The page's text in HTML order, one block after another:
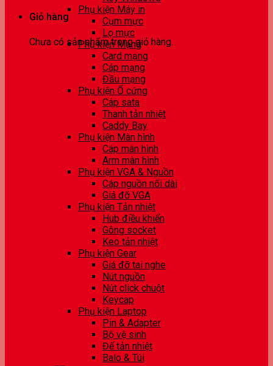
Giỏ hàng
Chưa có sản phẩm trong giỏ hàng.
Phụ kiện Máy in
Cụm mực
Lọ mực
Phụ kiện Mạng
Card mạng
Cáp mạng
Đầu mạng
Phụ kiện Ổ cứng
Cáp sata
Thanh tản nhiệt
Caddy Bay
Phụ kiện Màn hình
Cáp màn hình
Arm màn hình
Phụ kiện VGA & Nguồn
Cáp nguồn nối dài
Giá đỡ VGA
Phụ kiện Tản nhiệt
Hub điều khiển
Gông socket
Keo tản nhiệt
Phụ kiện Gear
Giá đỡ tai nghe
Nút nguồn
Nút click chuột
Keycap
Phụ kiện Laptop
Pin & Adapter
Bộ vệ sinh
Đế tản nhiệt
Balo & Túi